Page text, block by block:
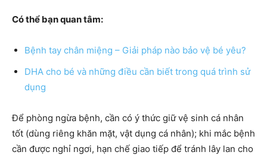
Có thể bạn quan tâm:
Bệnh tay chân miệng – Giải pháp nào bảo vệ bé yêu?
DHA cho bé và những điều cần biết trong quá trình sử
dụng
Để phòng ngừa bệnh, cần có ý thức giữ vệ sinh cá nhân
tốt (dùng riêng khăn mặt, vật dụng cá nhân); khi mắc bệnh
cần được nghỉ ngơi, hạn chế giao tiếp để tránh lây lan cho